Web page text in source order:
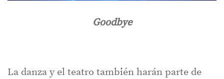
Goodbye
La danza y el teatro también harán parte de